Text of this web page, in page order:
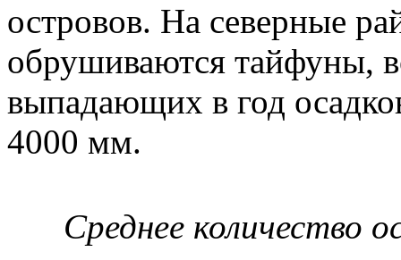
островов. На северные
обрушиваются тайфуны,
выпадающих в год
4000 мм.
Среднее количество